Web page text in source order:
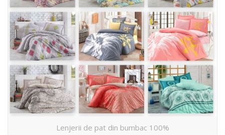
Lenjerii de pat din bumbac 100%